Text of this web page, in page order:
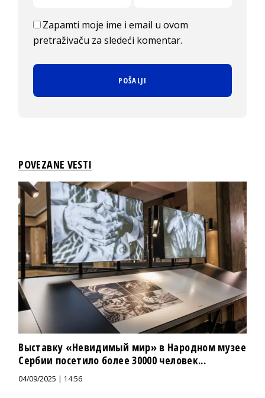
Zapamti moje ime i email u ovom
pretraživaču za sledeći komentar.
POVEZANE VESTI
Выставку «Невидимый мир» в Народном музее
Сербии посетило более 30000 человек...
04/09/2025 | 14:56